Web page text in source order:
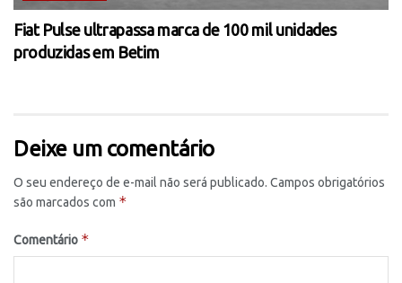
Fiat Pulse ultrapassa marca de 100 mil unidades
produzidas em Betim
Deixe um comentário
O seu endereço de e-mail não será publicado. Campos obrigatórios
são marcados com *
Comentário *